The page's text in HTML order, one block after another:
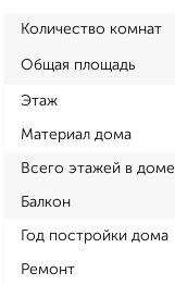
Количество комнат
Общая площадь
Этаж
Материал дома
Всего этажей в доме
Балкон
Год постройки дома
Ремонт